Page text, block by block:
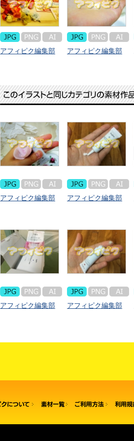
アフィピク編集部 アフィピク編集部
アフィピク編集部 アフィピク編集部
アフィピク編集部 アフィピク編集部